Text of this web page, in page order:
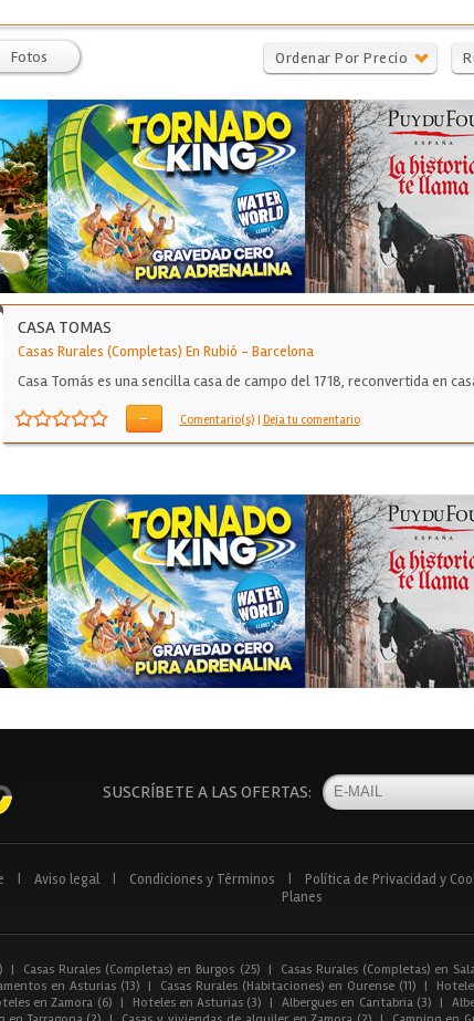
Fotos Ordenar Por Precio
CASA TOMAS
Casas Rurales (Completas) En Rubió - Barcelona
Casa Tomás es una sencilla casa de campo del 1718, reconvertida en
- Comentario(s) | Deja tu comentario
SUSCRÍBETE A LAS OFERTAS:
Aviso legal Condiciones y Términos Política de Privacidad y
Planes
| Casas Rurales (Completas) en Burgos (25) | Casas Rurales (Completas) en
en Asturias (13) | Casas Rurales (Habitaciones) en Ourense (11) |
en Zamora (6) | Hoteles en Asturias (3) | Albergues en Cantabria (3) |